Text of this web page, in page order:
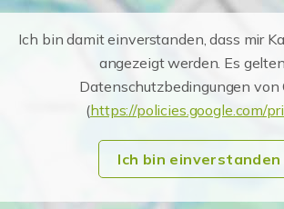
Ich bin damit einverstanden, dass mir
angezeigt werden. Es
Datenschutzbedingungen von
(https://policies.google.com/
Ich bin einverstanden